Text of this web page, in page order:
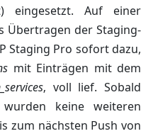
eingesetzt. Auf einer
Übertragen der Staging-
Staging Pro sofort dazu,
mit Einträgen mit dem
‚ voll lief. Sobald
keine weiteren
zum nächsten Push von